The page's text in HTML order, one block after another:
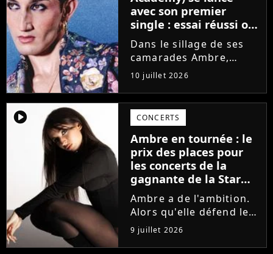
avec son premier
single : essai réussi ou
manqué ? Voici notre
avis !
Dans le sillage de ses
camarades Ambre,
Bastiaan ou Melissa,
Victor Aupecle lance
son projet musical ce
vendredi 10 juillet avec
la parution du single Je
fais de mon mieux. Le
demi-finaliste...
10 juillet 2026
player2 CONCERTS
Ambre en tournée : le
prix des places pour
les concerts de la
gagnante de la Star
Academy !
Ambre a de l'ambition.
Alors qu'elle défend le
single J'me demande et
qu'elle prépare son
9 juillet 2026